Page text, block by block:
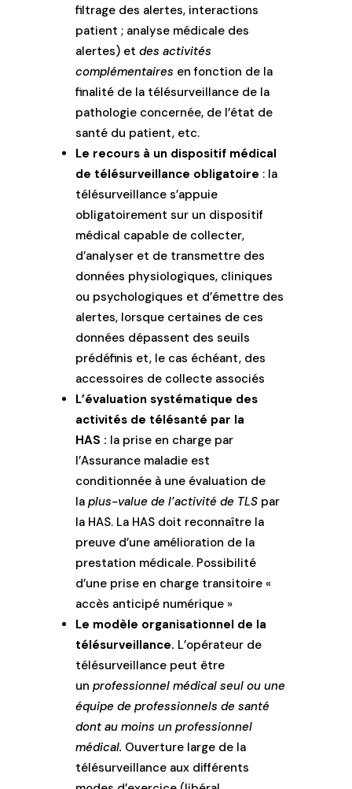
filtrage des alertes, interactions
patient ; analyse médicale des
alertes) et des activités
complémentaires en fonction de la
finalité de la télésurveillance de la
pathologie concernée, de l’état de
santé du patient, etc.
Le recours à un dispositif médical
de télésurveillance obligatoire : la
télésurveillance s’appuie
obligatoirement sur un dispositif
médical capable de collecter,
d’analyser et de transmettre des
données physiologiques, cliniques
ou psychologiques et d’émettre des
alertes, lorsque certaines de ces
données dépassent des seuils
prédéfinis et, le cas échéant, des
accessoires de collecte associés
L’évaluation systématique des
activités de télésanté par la
HAS : la prise en charge par
l’Assurance maladie est
conditionnée à une évaluation de
la plus-value de l’activité de TLSpar
la HAS. La HAS doit reconnaître la
preuve d’une amélioration de la
prestation médicale. Possibilité
d’une prise en charge transitoire «
accès anticipé numérique »
Le modèle organisationnel de la
télésurveillance. L’opérateur de
télésurveillance peut être
un professionnel médical seul ou une
équipe de professionnels de santé
dont au moins un professionnel
médical. Ouverture large de la
télésurveillance aux différents